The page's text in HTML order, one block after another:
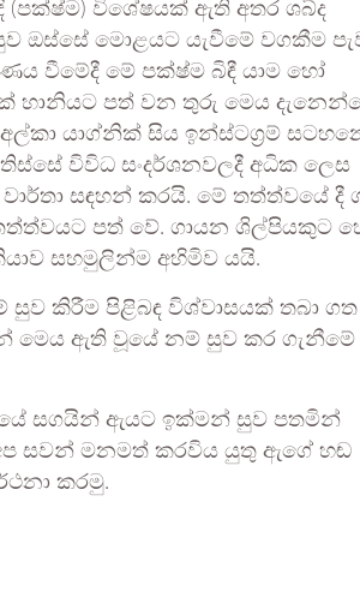
(පක්ෂ්ම) විශේෂයක් ඇති අතර ශබ්ද
ඔස්සේ මොළයට යැවීමේ වගකීම
වීමේදී මේ පක්ෂ්ම බිඳී යාම හෝ
හානියට පත් වන තුරු මෙය
යාග්නික් සිය ඉන්ස්ටග්‍රම්
විවිධ සංදර්ශනවලදී අධික ලෙස
සඳහන් කරයි. මේ තත්ත්වයේ දී
පත් වේ. ගායන ශිල්පියකුට
සහමුලින්ම අහිමිව යයි.
කිරීම පිළිබඳ විශ්වාසයක් තබා ගත
මෙය ඇති වූයේ නම් සුව කර ගැනීමේ
සගයින් ඇයට ඉක්මන් සුව පතමින්
සවන් මනමත් කරවිය යුතු ඇගේ හඬ
කරමු.